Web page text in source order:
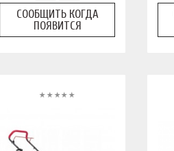
СООБЩИТЬ КОГДА
ПОЯВИТСЯ